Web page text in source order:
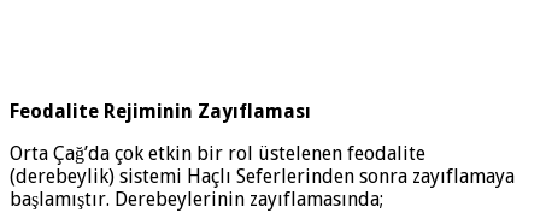
Feodalite Rejiminin Zayıflaması
Orta Çağ’da çok etkin bir rol üstelenen feodalite
(derebeylik) sistemi Haçlı Seferlerinden sonra zayıflamaya
başlamıştır. Derebeylerinin zayıflamasında;